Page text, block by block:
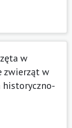
w
zwierząt w
historyczno-